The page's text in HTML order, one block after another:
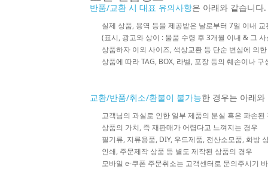
반품/교환 시 대표 유의사항은 아래와 같습니다.
실제 상품, 용역 등을 제공받은 날로부터 7일 이내
(표시, 광고와 상이 : 물품 수령 후 3개월 이내 & 그
상품하자 이외 사이즈, 색상교환 등 단순 변심에 의
상품에 따라 TAG, BOX, 라벨, 포장 등의 훼손이나
교환/반품/취소/환불이 불가능한 경우는 아래와
고객님의 과실로 인한 일부 제품의 분실 혹은 파손된
상품의 가치, 즉 재판매가 어렵다고 느껴지는 경우
필기류, 지류용품, DIY, 우드제품, 전산소모품, 화방
인쇄, 주문제작 상품 등 별도 제작된 상품의 경우
모바일 e-쿠폰 주문취소는 고객센터로 문의주시기